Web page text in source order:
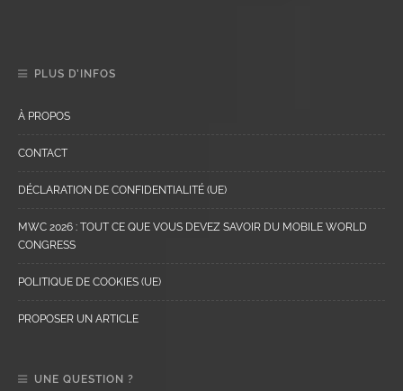
PLUS D’INFOS
À PROPOS
CONTACT
DÉCLARATION DE CONFIDENTIALITÉ (UE)
MWC 2026 : TOUT CE QUE VOUS DEVEZ SAVOIR DU MOBILE WORLD
CONGRESS
POLITIQUE DE COOKIES (UE)
PROPOSER UN ARTICLE
UNE QUESTION ?